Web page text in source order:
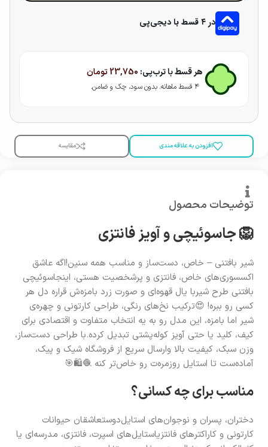
در ۴ قسط با دیجی‌پی
هر قسط با ترب‌پی: 23,750تومان
۴ قسط ماهانه. بدون سود، چک و ضامن.
افزودن به علاقه مندی مقایسه
توضیحات محصول
🦁 جاسوئیچی و آویز فانتزی
شیر بافتنی – خاص، دست‌ساز و مناسب همه سنین!اگه عاشق
اکسسوری‌های خاص، فانتزی و پرشخصیت هستی، اینجاسوئیچی
بافتنی طرح شیربا یال قهوه‌ای و صورت زرد بامزه‌ش قراره دل هر
کسی رو ببره! 😍ترکیب نخ‌های رنگی، طراحی کارتونی و چهره‌ی
شیر اما بامزه، این مدل رو به یه انتخاب متفاوت و اقتصادی برای
کیف، کلید یا حتی آویز کوله‌پشتی تبدیل کرده.با طراحی دست‌ساز،
وزن سبک، کیفیت بالا وارسال سریع از فروشگاه شیک و پیک،
آماده‌ست تا استایل روزمره‌ت رو خاص‌تر کنه 🧶🛍️🎯
مناسب برای چه کسانی؟
دختران، پسران و نوجوان‌های استایل‌دوستعاشقان حیوانات
کارتونی و کاراکترهای فانتزیاستایل‌های اسپرت، فانتزی، مدرسه‌ای یا